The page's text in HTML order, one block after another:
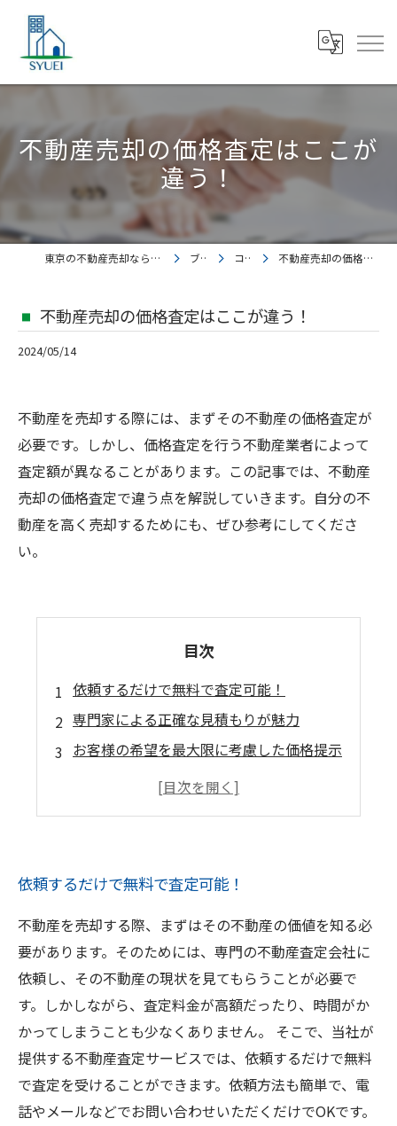
不動産売却の価格査定はここが
違う！
東京の不動産売却なら株式会社集英都市開発 ブログ コラム 不動産売却の価格査定はここが違う！
不動産売却の価格査定はここが違う！
2024/05/14
不動産を売却する際には、まずその不動産の価格査定が
必要です。しかし、価格査定を行う不動産業者によって
査定額が異なることがあります。この記事では、不動産
売却の価格査定で違う点を解説していきます。自分の不
動産を高く売却するためにも、ぜひ参考にしてくださ
い。
目次
依頼するだけで無料で査定可能！
専門家による正確な見積もりが魅力
お客様の希望を最大限に考慮した価格提示
不動産の種類や立地条件にも対応可能
依頼するだけで無料で査定可能！
不動産を売却する際、まずはその不動産の価値を知る必
要があります。そのためには、専門の不動産査定会社に
依頼し、その不動産の現状を見てもらうことが必要で
す。しかしながら、査定料金が高額だったり、時間がか
かってしまうことも少なくありません。 そこで、当社が
提供する不動産査定サービスでは、依頼するだけで無料
で査定を受けることができます。依頼方法も簡単で、電
話やメールなどでお問い合わせいただくだけでOKです。